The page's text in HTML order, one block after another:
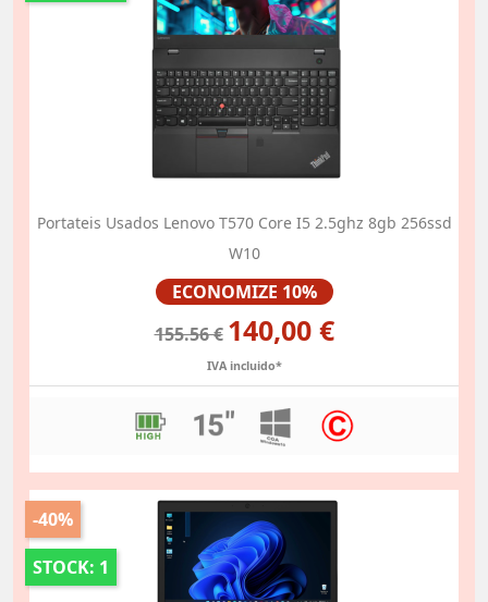
Portateis Usados Lenovo T570 Core I5 2.5ghz 8gb 256ssd
W10
Preço
ECONOMIZE 10%
155.56 € 140,00 €
IVA incluido*
-40%
STOCK: 1